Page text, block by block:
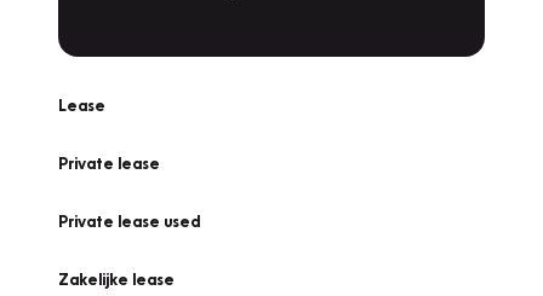
Lease
Private lease
Private lease used
Zakelijke lease